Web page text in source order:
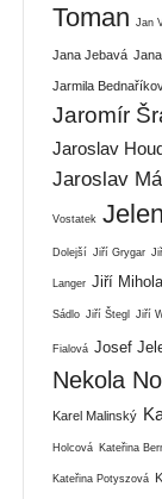
Toman
Jan
Jana Jebavá
Jarmila
Jaromír
Jaroslav
Jaroslav
Vostatek
Dolejší Jiří Grygar
Langer Jiří Mihola
Sádlo Jiří Štegl Jiří
Fialová Josef
Nekola
Karel Malinský
Holcová Kateřina
Kateřina Potyszová